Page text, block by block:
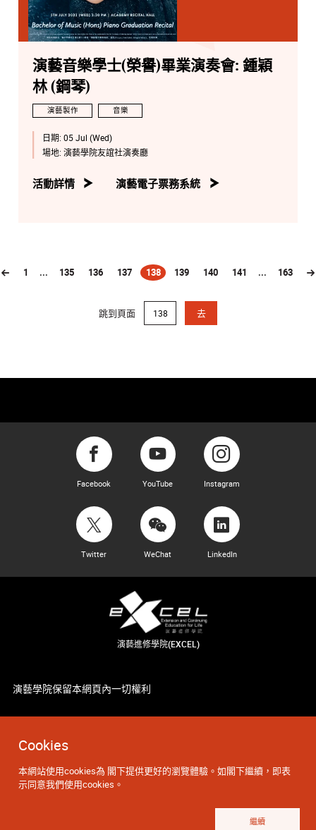
Cookies
本網站使用cookies為 閣下提供更好的瀏覽體驗。如閣下繼續，即表
示同意我們使用cookies。
繼續
演藝音樂學士(榮譽)畢業演奏會: 鍾穎
林 (鋼琴)
演藝製作 音樂
日期: 05 Jul (Wed)
場地: 演藝學院友誼社演奏廳
活動詳情 演藝電子票務系統
1 ... 135 136 137 138
(current)139 140 141 ... 163
跳到頁面 去
Facebook YouTube Instagram
Twitter WeChat LinkedIn
演藝進修學院(EXCEL)
演藝學院保留本網頁內一切權利